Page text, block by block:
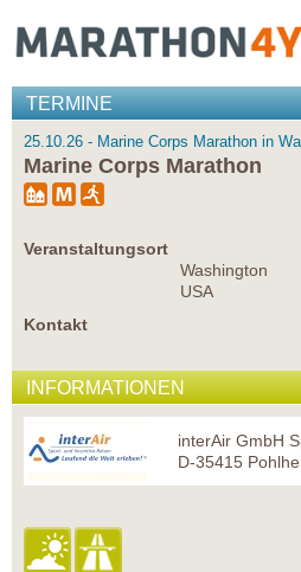
TERMINE
25.10.26 - Marine Corps Marathon in
Marine Corps Marathon
Veranstaltungsort
Washington
USA
Kontakt
INFORMATIONEN
interAir GmbH
D-35415